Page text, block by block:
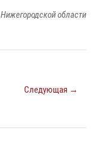
области
Следующая →